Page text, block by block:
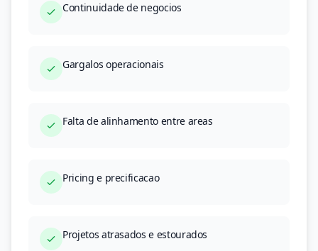
Continuidade de negocios
Gargalos operacionais
Falta de alinhamento entre areas
Pricing e precificacao
Projetos atrasados e estourados